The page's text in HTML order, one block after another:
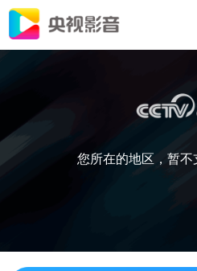
您所在的地区，暂不